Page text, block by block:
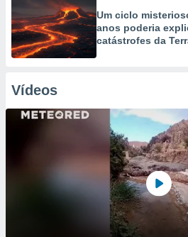
Um ciclo
anos poderia
catástrofes da
Vídeos